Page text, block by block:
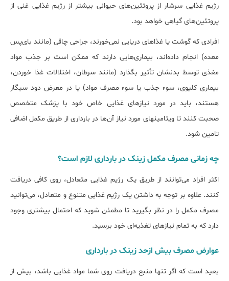
رژیم غذایی سرشار از پروتئین‌های حیوانی بیش‎تر از رژیم غذایی غنی از
پروتئین‌های گیاهی خواهد بود.
افرادی که گوشت یا غذاهای دریایی نمی‌خورند، جراحی چاقی (مانند بای‌پس
معده) انجام داده‌اند، بیماری‌هایی دارند که ممکن است بر جذب مواد
مغذی توسط بدنشان تأثیر بگذارد (مانند سرطان، اختلالات غذا خوردن،
بیماری کلیوی، سوء جذب یا سوء مصرف مواد) یا در معرض دود سیگار
هستند، باید در مورد نیازهای غذایی خاص خود با پزشک متخصص
صحبت کنند تا ویتامین‎های مورد نیاز آن‌ها در بارداری از طریق مکمل اضافی
تامین شود.
چه زمانی ﻣﺼﺮف مکمل زینک در ﺑﺎرداری ﻻزم اﺳﺖ؟
اکثر افراد می‌توانند از طریق یک رژیم غذایی متعادل، روی کافی دریافت
کنند. علاوه بر توجه به داشتن یک رژیم غذایی متنوع و متعادل، می‌توانید
مصرف مکمل را در نظر بگیرید تا مطمئن شوید که احتمال بیش‎تری وجود
دارد که به تمام نیازهای تغذیه‌ای خود برسید.
عوارض ﻣﺼﺮف ﺑﯿﺶ ازﺣﺪ زینک در ﺑﺎرداری
بعید است که اگر تنها منبع دریافت روی شما مواد غذایی باشد، بیش از